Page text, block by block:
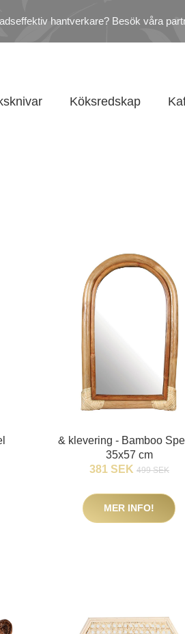
hantverkare? Besök våra
Köksredskap
& klevering - Bamboo
35x57 cm
381 SEK 499 SEK
MER INFO!